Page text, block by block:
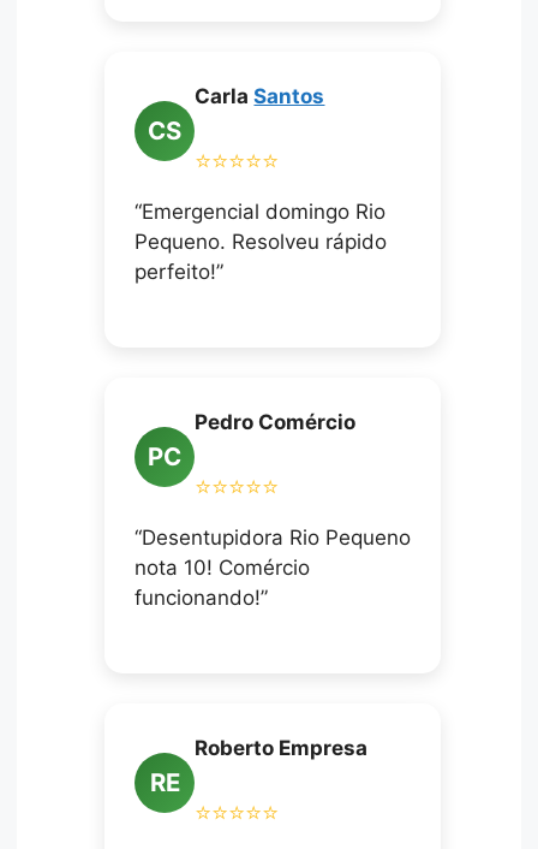
CS
CarlaSantos
⭐⭐⭐⭐⭐
“Emergencial domingo Rio
Pequeno. Resolveu rápido
perfeito!”
PC
Pedro Comércio
⭐⭐⭐⭐⭐
“Desentupidora Rio Pequeno
nota 10! Comércio
funcionando!”
RE
Roberto Empresa
⭐⭐⭐⭐⭐